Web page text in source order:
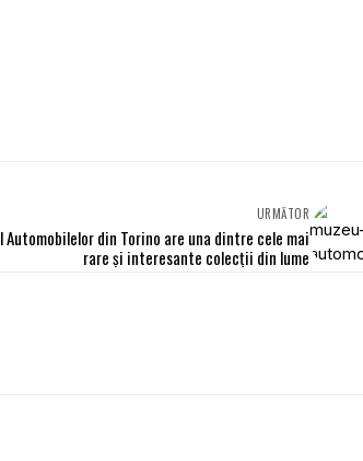
URMĂTOR
Automobilelor din Torino are una dintre cele mai
rare şi interesante colecţii din lume